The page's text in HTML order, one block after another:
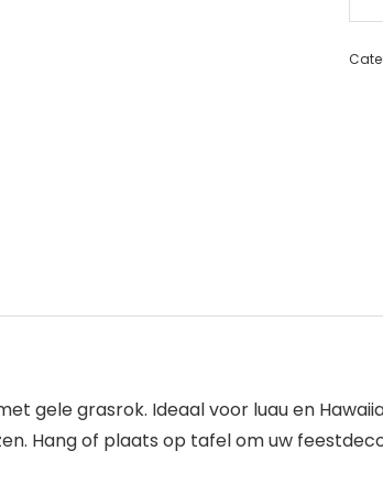
gele grasrok. Ideaal voor luau en
Hang of plaats op tafel om uw